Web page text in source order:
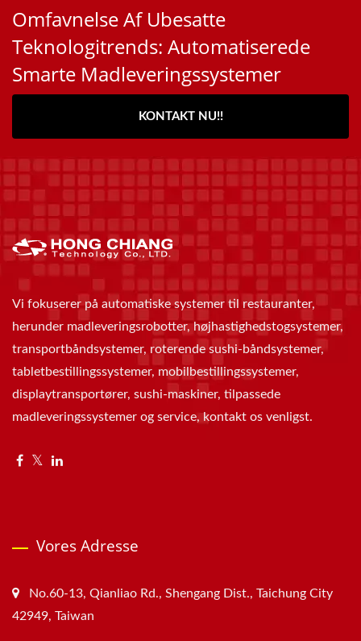
Omfavnelse Af Ubesatte
Teknologitrends: Automatiserede
Smarte Madleveringssystemer
KONTAKT NU!!
Vi fokuserer på automatiske systemer til restauranter,
herunder madleveringsrobotter, højhastighedstogsystemer,
transportbåndsystemer, roterende sushi-båndsystemer,
tabletbestillingssystemer, mobilbestillingssystemer,
displaytransportører, sushi-maskiner, tilpassede
madleveringssystemer og service, kontakt os venligst.
Vores Adresse
No.60-13, Qianliao Rd., Shengang Dist., Taichung City
42949, Taiwan